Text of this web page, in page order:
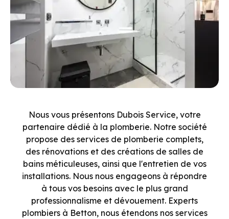
Nous vous présentons Dubois Service, votre
partenaire dédié à la plomberie. Notre société
propose des services de plomberie complets,
des rénovations et des créations de salles de
bains méticuleuses, ainsi que l'entretien de vos
installations. Nous nous engageons à répondre
à tous vos besoins avec le plus grand
professionnalisme et dévouement. Experts
plombiers à Betton, nous étendons nos services